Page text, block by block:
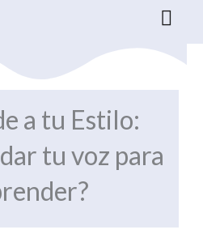
a tu Estilo:
tu voz para